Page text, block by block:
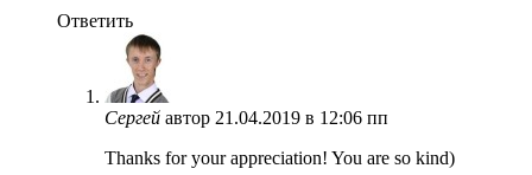
Ответить
Сергей автор 21.04.2019 в 12:06 пп
Thanks for your appreciation! You are so kind)